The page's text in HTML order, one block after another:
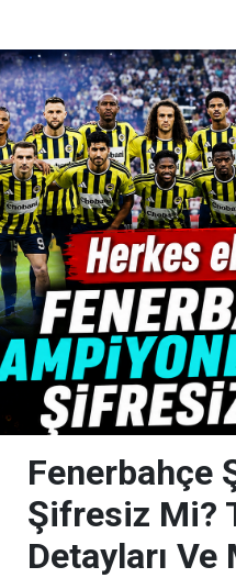
Fenerbahçe
Şifresiz Mi?
Detayları